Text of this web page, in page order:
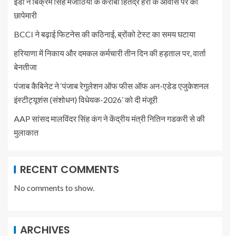
छापेमारी
BCCI ने बढ़ाई फिटनेस की कठिनाई, ब्रोंको टेस्ट का समय घटाया
हरियाणा में निकाय और दमकल कर्मचारी तीन दिन की हड़ताल पर, वार्ता
बेनतीजा
पंजाब कैबिनेट ने ‘पंजाब रेगुलेशन ऑफ फीस ऑफ अन-एडेड एजुकेशनल
इंस्टीट्यूशंस (संशोधन) विधेयक-2026’ को दी मंजूरी
AAP सांसद मालविंदर सिंह कंग ने केंद्रीय मंत्री नितिन गडकरी से की
मुलाकात
RECENT COMMENTS
No comments to show.
ARCHIVES